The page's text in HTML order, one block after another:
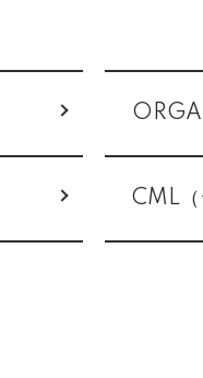
ORGA
CML（